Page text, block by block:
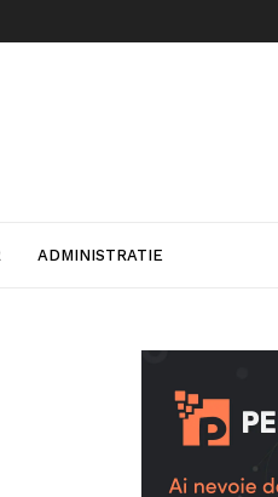
ADMINISTRATIE